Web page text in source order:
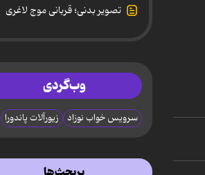
تصویر بدنی؛ قربانی موج لاغری
وب‌گردی
سرویس خواب نوزاد زیورآلات پاندورا